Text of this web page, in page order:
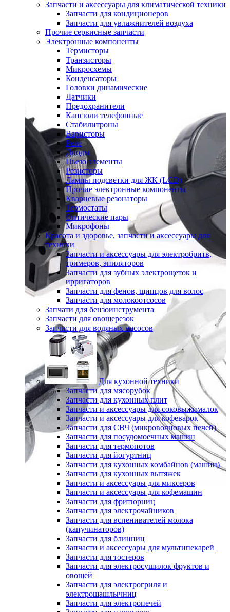
Запчасти и аксессуары для климатической техники
Запчасти для кондиционеров
Запчасти для увлажнителей воздуха
Прочие сервисные запчасти
Электронные компоненты
Термисторы
Транзисторы
Микросхемы
Конденсаторы
Головки динамические
Датчики
Предохранители
Капсюли телефонные
Стабилитроны
Варисторы
Реле
Диоды
Пьезо элементы
Резисторы
Лампы подсветки для ЖК (LCD)
Прочие электронные компоненты
Кварцевые резонаторы
Термостаты
Оптические пары
Микрофоны
Красота и здоровье, запчасти и аксессуары для
техники
Запчасти и аксессуары для электробритв,
тримеров, эпиляторов
Запчасти для зубных электрощеток и
ирригаторов
Запчасти для фенов, щипцов для волос
Запчасти для молокоотсосов
Запчати для бензоинструмента
Запчасти для овощерезок
Запчасти для водяных насосов
Для кухонной техники
Запчасти для мясорубок
Запчасти для кухонных плит
Запчасти и аксессуары для соковыжималок
Запчасти и аксессуары для кофеварок
Запчасти для СВЧ (микроволновых печей)
Запчасти для посудомоечных машин
Запчасти для термопотов
Запчасти для йогуртниц
Запчасти для кухонных комбайнов (машин)
Запчасти для кухонных вытяжек
Запчасти и аксессуары для миксеров
Запчасти и аксессуары для кофемашин
Запчасти для фритюрниц
Запчасти для электрочайников
Запчасти для вспенивателей молока
(капучинаторов)
Запчасти для блинниц
Запчасти и аксессуары для мультипекарей
Запчасти для тостеров
Запчасти для электросушилок фруктов и
овощей
Запчасти для электрогриля и
электрошашлычниц
Запчасти для электропечей